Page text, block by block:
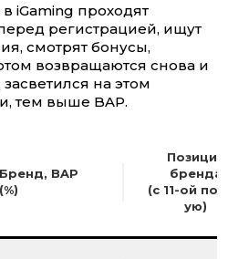
iGaming проходят
регистрацией, ищут
смотрят бонусы,
возвращаются снова и
на этом
тем выше BAP.
Бренд, BAP
(%)
Позиция
бренда
(с 11-ой по
ую)